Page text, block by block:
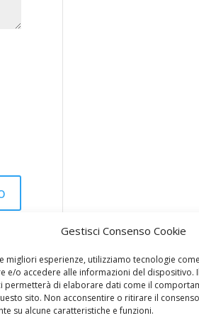
Gestisci Consenso Cookie
migliori esperienze, utilizziamo tecnologie
e/o accedere alle informazioni del dispositivo.
permetterà di elaborare dati come il
sito. Non acconsentire o ritirare il
su alcune caratteristiche e funzioni.